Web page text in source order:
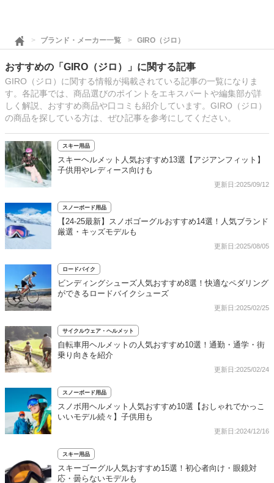
ブランド・メーカー一覧 GIRO（ジロ）
おすすめの「GIRO（ジロ）」に関する記事
GIRO（ジロ）に関する情報が掲載されている記事の一覧になりま
す。各記事では、商品選びのポイントをエキスパートや編集部が詳
しく解説、おすすめ商品や口コミも紹介しています。GIRO（ジロ）
の商品を探している方は、ぜひ記事を参考にしてください。
スキー用品
スキーヘルメット人気おすすめ13選【アジアンフィット】
子供用やレディース向けも
更新日:2025/09/12
スノーボード用品
【24-25最新】スノボゴーグルおすすめ14選！人気ブランド
厳選・キッズモデルも
更新日:2025/08/05
ロードバイク
ビンディングシューズ人気おすすめ8選！快適なペダリング
ができるロードバイクシューズ
更新日:2025/02/25
サイクルウェア・ヘルメット
自転車用ヘルメットの人気おすすめ10選！通勤・通学・街
乗り向きを紹介
更新日:2025/02/24
スノーボード用品
スノボ用ヘルメット人気おすすめ10選【おしゃれでかっこ
いいモデル続々】子供用も
更新日:2024/12/16
スキー用品
スキーゴーグル人気おすすめ15選！初心者向け・眼鏡対
応・曇らないモデルも